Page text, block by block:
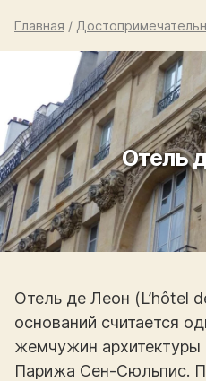
Главная /
Отель
Отель де Леон (L’hôtel
оснований считается
жемчужин архитектуры
Парижа Сен-Сюльпис.